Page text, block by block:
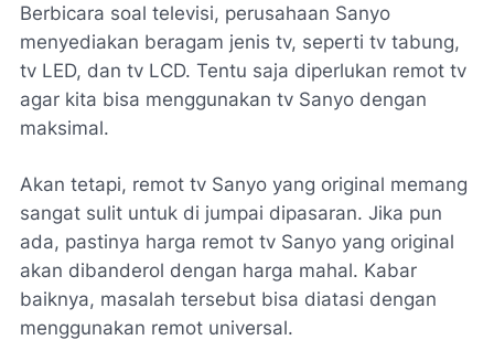
Berbicara soal televisi, perusahaan Sanyo
menyediakan beragam jenis tv, seperti tv tabung,
tv LED, dan tv LCD. Tentu saja diperlukan remot tv
agar kita bisa menggunakan tv Sanyo dengan
maksimal.
Akan tetapi, remot tv Sanyo yang original memang
sangat sulit untuk di jumpai dipasaran. Jika pun
ada, pastinya harga remot tv Sanyo yang original
akan dibanderol dengan harga mahal. Kabar
baiknya, masalah tersebut bisa diatasi dengan
menggunakan remot universal.